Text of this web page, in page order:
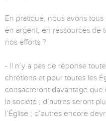
En pratique, nous avons
en argent, en ressources de
nos efforts ?
- Il n’y a pas de réponse
chrétiens et pour toutes les
consacreront davantage que
la société ; d’autres seront
l’Église ; d’autres encore